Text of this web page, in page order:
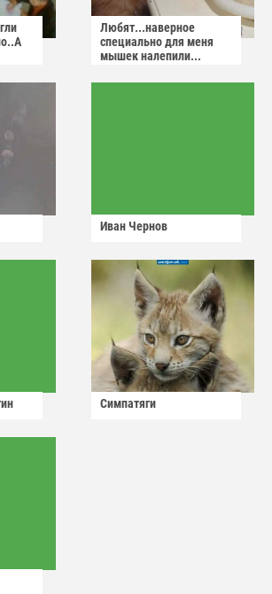
Любят...наверное
специально для меня
мышек налепили...
Иван Чернов
Симпатяги